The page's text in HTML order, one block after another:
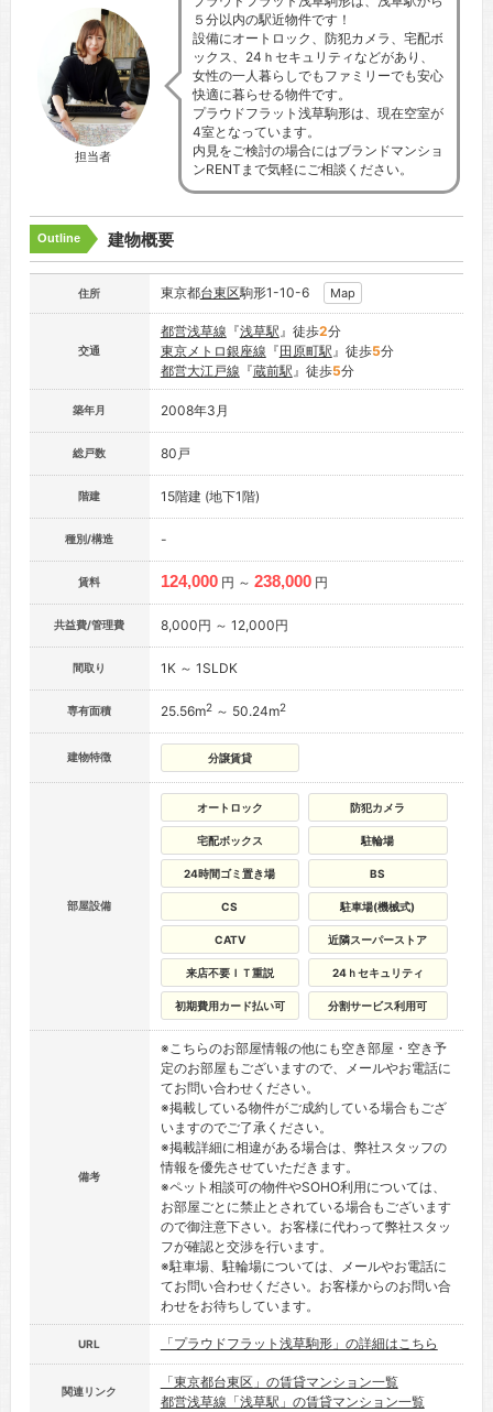
担当者
５分以内の駅近物件です！
設備にオートロック、防犯カメラ、宅配ボ
ックス、24ｈセキュリティなどがあり、
女性の一人暮らしでもファミリーでも安心
快適に暮らせる物件です。
プラウドフラット浅草駒形は、現在空室が
4室となっています。
内見をご検討の場合にはブランドマンショ
ンRENTまで気軽にご相談ください。
Outline 建物概要
住所 東京都台東区駒形1-10-6 Map
交通
都営浅草線 『浅草駅』徒歩2分
東京メトロ銀座線 『田原町駅』徒歩5分
都営大江戸線 『蔵前駅』徒歩5分
築年月 2008年3月
総戸数 80戸
階建 15階建 (地下1階)
種別/構造 -
賃料 124,000 円 ～ 238,000 円
共益費/管理費 8,000円 ～ 12,000円
間取り 1K ～ 1SLDK
専有面積 25.56m2～ 50.24m2
建物特徴 分譲賃貸
部屋設備
オートロック 防犯カメラ
宅配ボックス 駐輪場
24時間ゴミ置き場 BS
CS 駐車場(機械式)
CATV 近隣スーパーストア
来店不要ＩＴ重説 24ｈセキュリティ
初期費用カード払い可 分割サービス利用可
備考
※こちらのお部屋情報の他にも空き部屋・空き予
定のお部屋もございますので、メールやお電話に
てお問い合わせください。
※掲載している物件がご成約している場合もござ
いますのでご了承ください。
※掲載詳細に相違がある場合は、弊社スタッフの
情報を優先させていただきます。
※ペット相談可の物件やSOHO利用については、
お部屋ごとに禁止とされている場合もございます
ので御注意下さい。お客様に代わって弊社スタッ
フが確認と交渉を行います。
※駐車場、駐輪場については、メールやお電話に
てお問い合わせください。お客様からのお問い合
わせをお待ちしています。
URL 「プラウドフラット浅草駒形」の詳細はこちら
関連リンク
「東京都台東区」の賃貸マンション一覧
都営浅草線「浅草駅」の賃貸マンション一覧